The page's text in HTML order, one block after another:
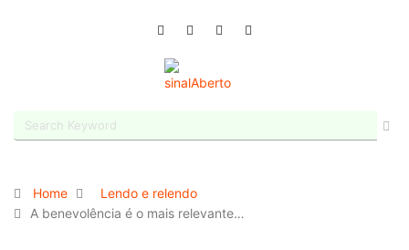
Home
Lendo e relendo
A benevolência é o mais relevante…